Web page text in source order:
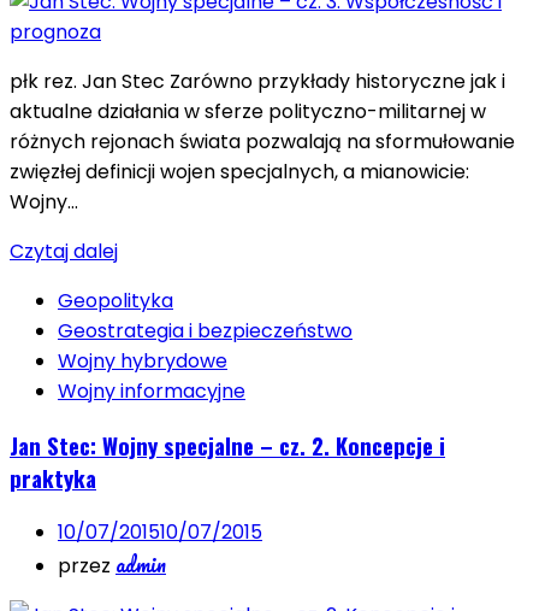
płk rez. Jan Stec Zarówno przykłady historyczne jak i
aktualne działania w sferze polityczno-militarnej w
różnych rejonach świata pozwalają na sformułowanie
zwięzłej definicji wojen specjalnych, a mianowicie:
Wojny…
Czytaj dalej
Geopolityka
Geostrategia i bezpieczeństwo
Wojny hybrydowe
Wojny informacyjne
Jan Stec: Wojny specjalne – cz. 2. Koncepcje i
praktyka
10/07/201510/07/2015
przez admin